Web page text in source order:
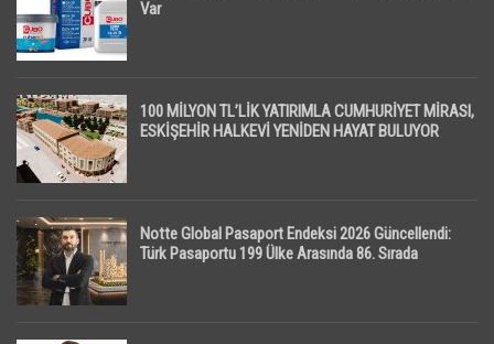
Var
100 MİLYON TL’LİK YATIRIMLA CUMHURİYET MİRASI,
ESKİŞEHİR HALKEVİ YENİDEN HAYAT BULUYOR
Notte Global Pasaport Endeksi 2026 Güncellendi:
Türk Pasaportu 199 Ülke Arasında 86. Sırada